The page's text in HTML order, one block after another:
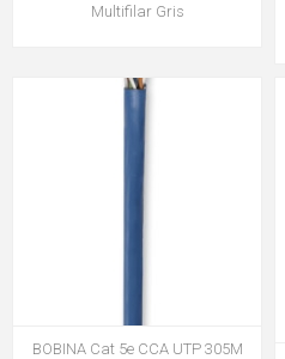
Multifilar Gris
BOBINA Cat 5e CCA UTP 305M